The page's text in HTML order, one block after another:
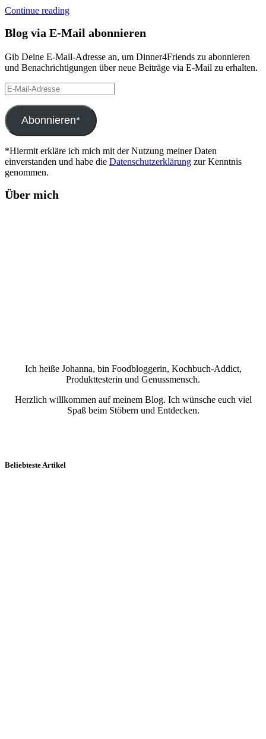
Continue reading
Blog via E-Mail abonnieren
Gib Deine E-Mail-Adresse an, um Dinner4Friends zu abonnieren
und Benachrichtigungen über neue Beiträge via E-Mail zu erhalten.
E-
Mail-
Adresse
Abonnieren*
*Hiermit erkläre ich mich mit der Nutzung meiner Daten
einverstanden und habe die Datenschutzerklärung zur Kenntnis
genommen.
Über mich
Ich heiße Johanna, bin Foodbloggerin, Kochbuch-Addict,
Produkttesterin und Genussmensch.
Herzlich willkommen auf meinem Blog. Ich wünsche euch viel
Spaß beim Stöbern und Entdecken.
Beliebteste Artikel